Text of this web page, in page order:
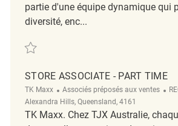
partie d'une équipe dynamique qui
diversité, enc...
Sauvegarder Part-Time Store Associate
STORE ASSOCIATE - PART TIME
TK Maxx Catégorie
Associés préposés aux ventes
Alexandra Hills, Queensland, 4161
TK Maxx. Chez TJX Australie,